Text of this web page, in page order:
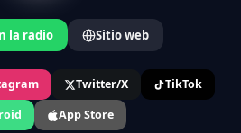
la radio Sitio web
Twitter/X
TikTok
App Store